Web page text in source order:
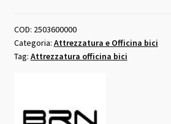
Hollowtech
II
Campagnolo
COD: 2503600000
Categoria: Attrezzatura e Officina bici
Tag: Attrezzatura officina bici